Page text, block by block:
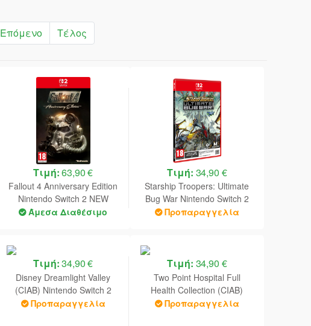
Επόμενο Τέλος
Τιμή:63,90 €
Fallout 4 Anniversary Edition
Nintendo Switch 2 NEW
(Code in a Box)
Άμεσα Διαθέσιμο
Τιμή: 34,90 €
Starship Troopers: Ultimate
Bug War Nintendo Switch 2
NEW (Game-Key Card)
Προπαραγγελία
Τιμή:34,90 €
Disney Dreamlight Valley
(CIAB) Nintendo Switch 2
NEW
Προπαραγγελία
Τιμή: 34,90 €
Two Point Hospital Full
Health Collection (CIAB)
Nintendo Switch 2 NEW
Προπαραγγελία